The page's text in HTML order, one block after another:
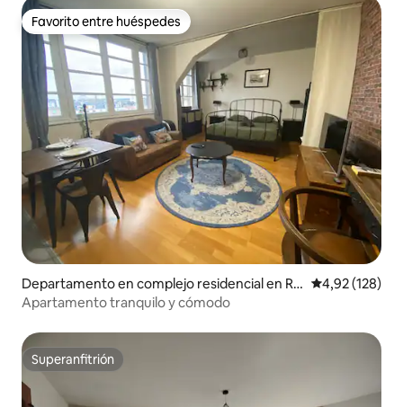
Favorito entre huéspedes
Favorito entre huéspedes
Departamento en complejo residencial en Re
corridos
Calificación
4,92 (128)
Apartamento tranquilo y cómodo
Superanfitrión
Superanfitrión